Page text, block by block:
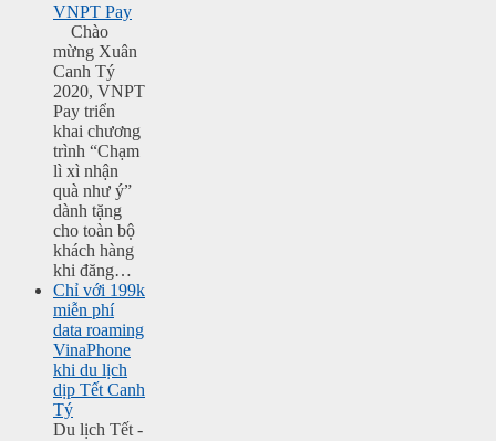
VNPT Pay
Chào
mừng Xuân
Canh Tý
2020, VNPT
Pay triển
khai chương
trình “Chạm
lì xì nhận
quà như ý”
dành tặng
cho toàn bộ
khách hàng
khi đăng…
Chỉ với 199k
miễn phí
data roaming
VinaPhone
khi du lịch
dịp Tết Canh
Tý
Du lịch Tết -